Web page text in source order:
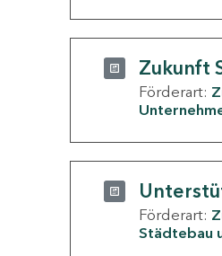
Zukunft
Förderart:
Förderart:
Städtebau